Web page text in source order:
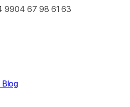
9904 67 98 61 63
Blog